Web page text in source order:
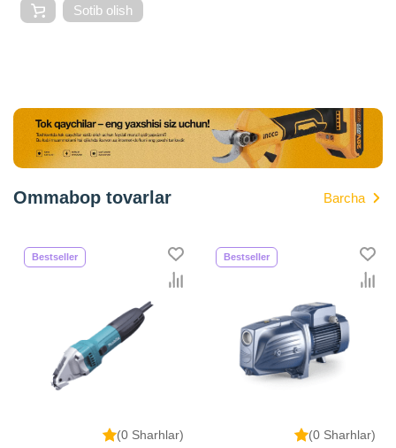
Sotib olish
Ommabop tovarlar Barcha
(0 Sharhlar)
Bestseller
(0 Sharhlar)
Bestseller